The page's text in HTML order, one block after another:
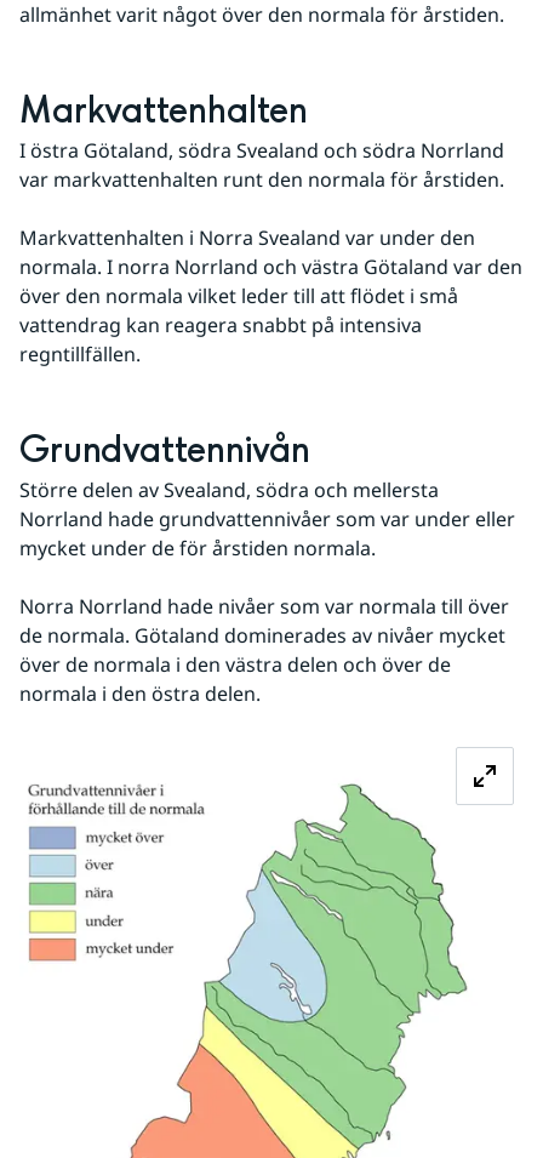
allmänhet varit något över den normala för årstiden.
Markvattenhalten
I östra Götaland, södra Svealand och södra Norrland
var markvattenhalten runt den normala för årstiden.
Markvattenhalten i Norra Svealand var under den
normala. I norra Norrland och västra Götaland var den
över den normala vilket leder till att flödet i små
vattendrag kan reagera snabbt på intensiva
regntillfällen.
Grundvattennivån
Större delen av Svealand, södra och mellersta
Norrland hade grundvattennivåer som var under eller
mycket under de för årstiden normala.
Norra Norrland hade nivåer som var normala till över
de normala. Götaland dominerades av nivåer mycket
över de normala i den västra delen och över de
normala i den östra delen.